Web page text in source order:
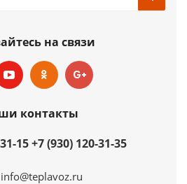
на связи
контакты
15+7 (930) 120-31-35
info@teplavoz.ru